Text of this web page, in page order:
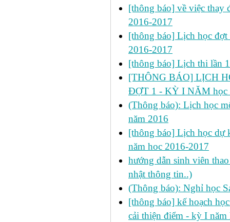
[thông báo] về việc thay
2016-2017
[thông báo] Lịch học
2016-2017
[thông báo] Lịch thi lần
[THÔNG BÁO] LỊCH
ĐỢT 1 - KỲ I NĂM học
(Thông báo): Lịch học
năm 2016
[thông báo] Lịch học dự
năm hoc 2016-2017
hướng dẫn sinh viên
nhật thông tin..)
(Thông báo): Nghỉ học
[thông báo] kế hoạch
cải thiện điểm - kỳ I